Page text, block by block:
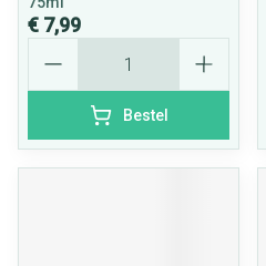
€ 7,99
Bestel